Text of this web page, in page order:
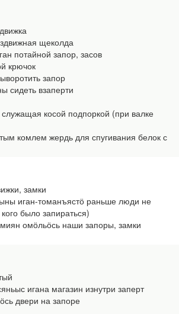
щеколда
потайной запор, засов
крючок
запор
сидеть взаперти
косой подпоркой (при валке
комлем жердь для спугивания белок с
замки
иган-томанъястӧ раньше люди не
было запираться)
омӧльӧсь наши запоры, замки
игана магазин изнутри заперт
двери на запоре